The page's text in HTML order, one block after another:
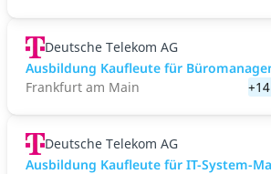
Deutsche Telekom AG
Ausbildung Kaufleute für
Frankfurt am Main
Deutsche Telekom AG
Ausbildung Kaufleute für IT-System-